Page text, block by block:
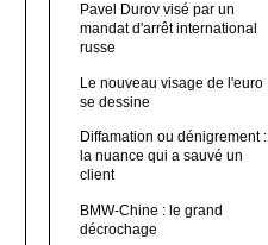
Pavel Durov visé par un
mandat d'arrêt international
russe
Le nouveau visage de l'euro
se dessine
Diffamation ou dénigrement :
la nuance qui a sauvé un
client
BMW-Chine : le grand
décrochage